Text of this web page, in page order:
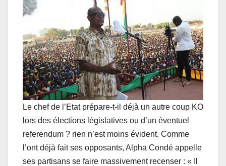
Le chef de l’Etat prépare-t-il déjà un autre coup KO
lors des élections législatives ou d’un éventuel
referendum ? rien n’est moins évident. Comme
l’ont déjà fait ses opposants, Alpha Condé appelle
ses partisans se faire massivement recenser : « Il